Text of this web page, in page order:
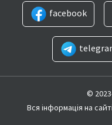
facebook
©
Вся інформація на